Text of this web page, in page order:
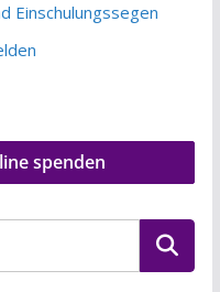
Einschulungssegen
spenden